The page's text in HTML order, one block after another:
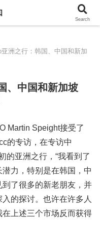
洲之行：韩国、中国和新加
、中国和新加坡
Martin Speight接受了
的专访，在专访中
的亚洲之行，“我看到了
力，特别是在韩国，中
了很多的新老朋友，并
的探讨。也许在许多人
上述三个市场反而获得
Search